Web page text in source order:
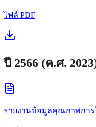
ไฟล์ PDF
ปี 2566 (ค.ศ. 2023
รายงานข้อมูลคุณภาพกา